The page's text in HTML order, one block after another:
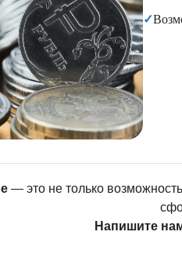
✓
— это не только
Напишите